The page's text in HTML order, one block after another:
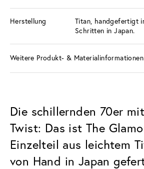
Herstellung
Titan, handgefertigt
Schritten in Japan.
Weitere Produkt- & Materialinformationen
Die schillernden 70er
Twist: Das ist The
Einzelteil aus leichtem
von Hand in Japan